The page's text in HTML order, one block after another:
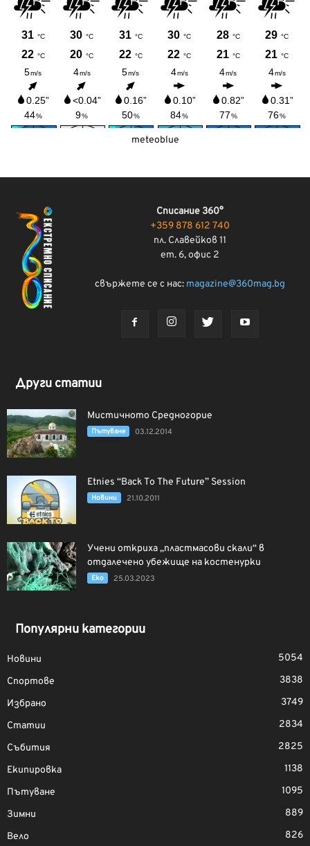
meteoblue
Списание 360°
+359 878 612 740
пл. Славейков 11
ет. 6, офис 2
свържете се с нас: magazine@360mag.bg
Други статии
Мистичното Средногорие
Пътуване 03.12.2014
Etnies “Back To The Future” Session
Новини 21.10.2011
Учени откриха „пластмасови скали“ в
отдалечено убежище на костенурки
Еко 25.03.2023
Популярни категории
Новини
5054
Спортове
3838
Избрано
3749
Статии
2834
Събития
2825
Екипировка
1138
Пътуване
1095
Зимни
889
Вело
826